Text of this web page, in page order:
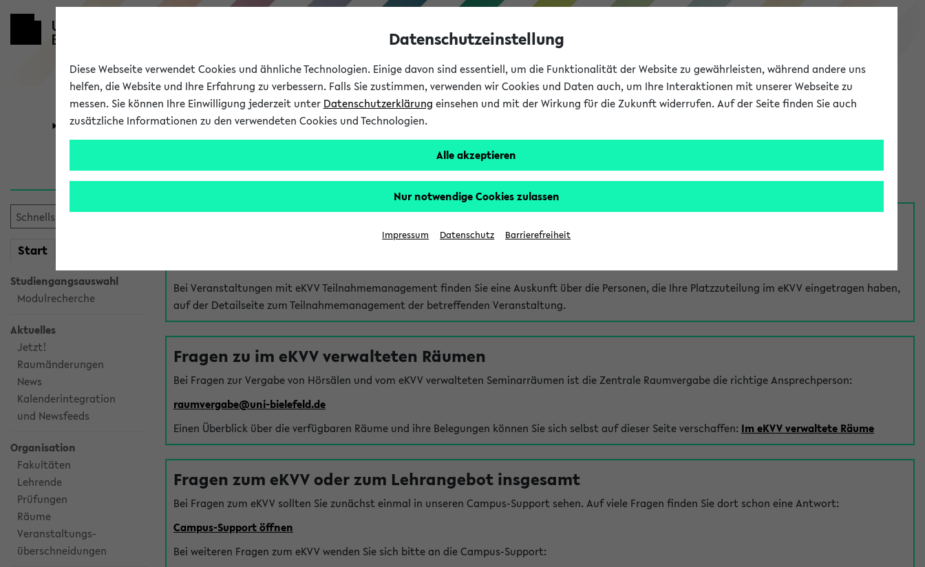
eKVV
Universität Forschung Studium
Start
Studiengangsauswahl
Modulrecherche
Aktuelles
Jetzt!
Raumänderungen
News
Kalenderintegration
und Newsfeeds
Organisation
Fakultäten
Lehrende
Prüfungen
Räume
Veranstaltungs-
überschneidungen
Hilfe & Kontakt
Bei Veranstaltungen mit eKVV Teilnahmemanagement finden Sie eine Auskunft über die Personen, die Ihre Platzzuteilung im eKVV eingetragen haben,
auf der Detailseite zum Teilnahmemanagement der betreffenden Veranstaltung.
Fragen zu im eKVV verwalteten Räumen
Bei Fragen zur Vergabe von Hörsälen und vom eKVV verwalteten Seminarräumen ist die Zentrale Raumvergabe die richtige Ansprechperson:
raumvergabe@uni-bielefeld.de
Einen Überblick über die verfügbaren Räume und ihre Belegungen können Sie sich selbst auf dieser Seite verschaffen: Im eKVV verwaltete Räume
Fragen zum eKVV oder zum Lehrangebot insgesamt
Bei Fragen zum eKVV sollten Sie zunächst einmal in unseren Campus-Support sehen. Auf viele Fragen finden Sie dort schon eine Antwort:
Campus-Support öffnen
Bei weiteren Fragen zum eKVV wenden Sie sich bitte an die Campus-Support:
Datenschutzeinstellung
Diese Webseite verwendet Cookies und ähnliche Technologien. Einige davon sind essentiell, um die Funktionalität der Website zu gewährleisten, während andere uns
helfen, die Website und Ihre Erfahrung zu verbessern. Falls Sie zustimmen, verwenden wir Cookies und Daten auch, um Ihre Interaktionen mit unserer Webseite zu
messen. Sie können Ihre Einwilligung jederzeit unter Datenschutzerklärung einsehen und mit der Wirkung für die Zukunft widerrufen. Auf der Seite finden Sie auch
zusätzliche Informationen zu den verwendeten Cookies und Technologien.
Alle akzeptieren
Nur notwendige Cookies zulassen
Impressum Datenschutz Barrierefreiheit